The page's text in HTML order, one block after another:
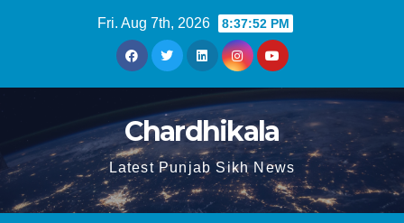
Fri. Aug 7th, 2026 8:37:52 PM
Chardhikala
Latest Punjab Sikh News